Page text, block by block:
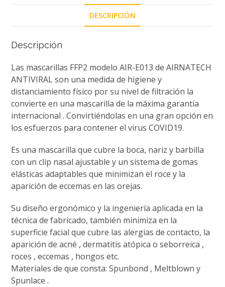
DESCRIPCIÓN
Descripción
Las mascarillas FFP2 modelo AIR-E013 de AIRNATECH
ANTIVIRAL son una medida de higiene y
distanciamiento físico por su nivel de filtración la
convierte en una mascarilla de la máxima garantía
internacional . Convirtiéndolas en una gran opción en
los esfuerzos para contener el virus COVID19.
Es una mascarilla que cubre la boca, nariz y barbilla
con un clip nasal ajustable y un sistema de gomas
elásticas adaptables que minimizan el roce y la
aparición de eccemas en las orejas.
Su diseño ergonómico y la ingeniería aplicada en la
técnica de fabricado, también minimiza en la
superficie facial que cubre las alergias de contacto, la
aparición de acné , dermatitis atópica o seborreica ,
roces , eccemas , hongos etc.
Materiales de que consta: Spunbond , Meltblown y
Spunlace .